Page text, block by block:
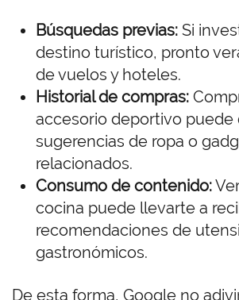
Búsquedas previas: Si
destino turístico, pronto
de vuelos y hoteles.
Historial de compras:
accesorio deportivo puede
sugerencias de ropa o
relacionados.
Consumo de contenido:
cocina puede llevarte a
recomendaciones de
gastronómicos.
De esta forma, Google no